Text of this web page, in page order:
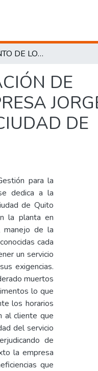
LEVANTAMIENTO DE LOS PROCESOS DE ELABORACIÓN DE ALIMENTOS Y SERVICIO AL CLIENTE PARA LA EMPRESA JORGE NEGRETE CATERING & EVENTOS UBICADA EN LA CIUDAD DE QUITO.
DE
DE
para la
dedica a la
de Quito
la planta en
manejo de la
cada
un servicio
exigencias.
muertos
lo que
los horarios
al cliente que
del servicio
de
la empresa
que